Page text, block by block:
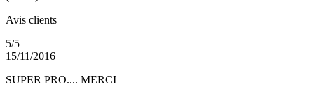
Avis clients
5/5
15/11/2016
SUPER PRO.... MERCI